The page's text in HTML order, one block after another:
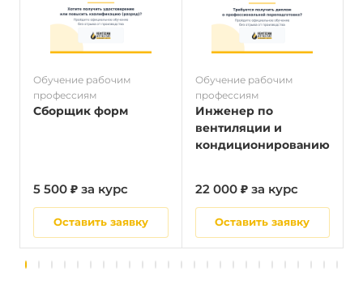
Обучение рабочим
профессиям
Сборщик форм
5 500 ₽ за курс
Оставить заявку
Обучение рабочим
профессиям
Инженер по
вентиляции и
кондиционированию
22 000 ₽ за курс
Оставить заявку